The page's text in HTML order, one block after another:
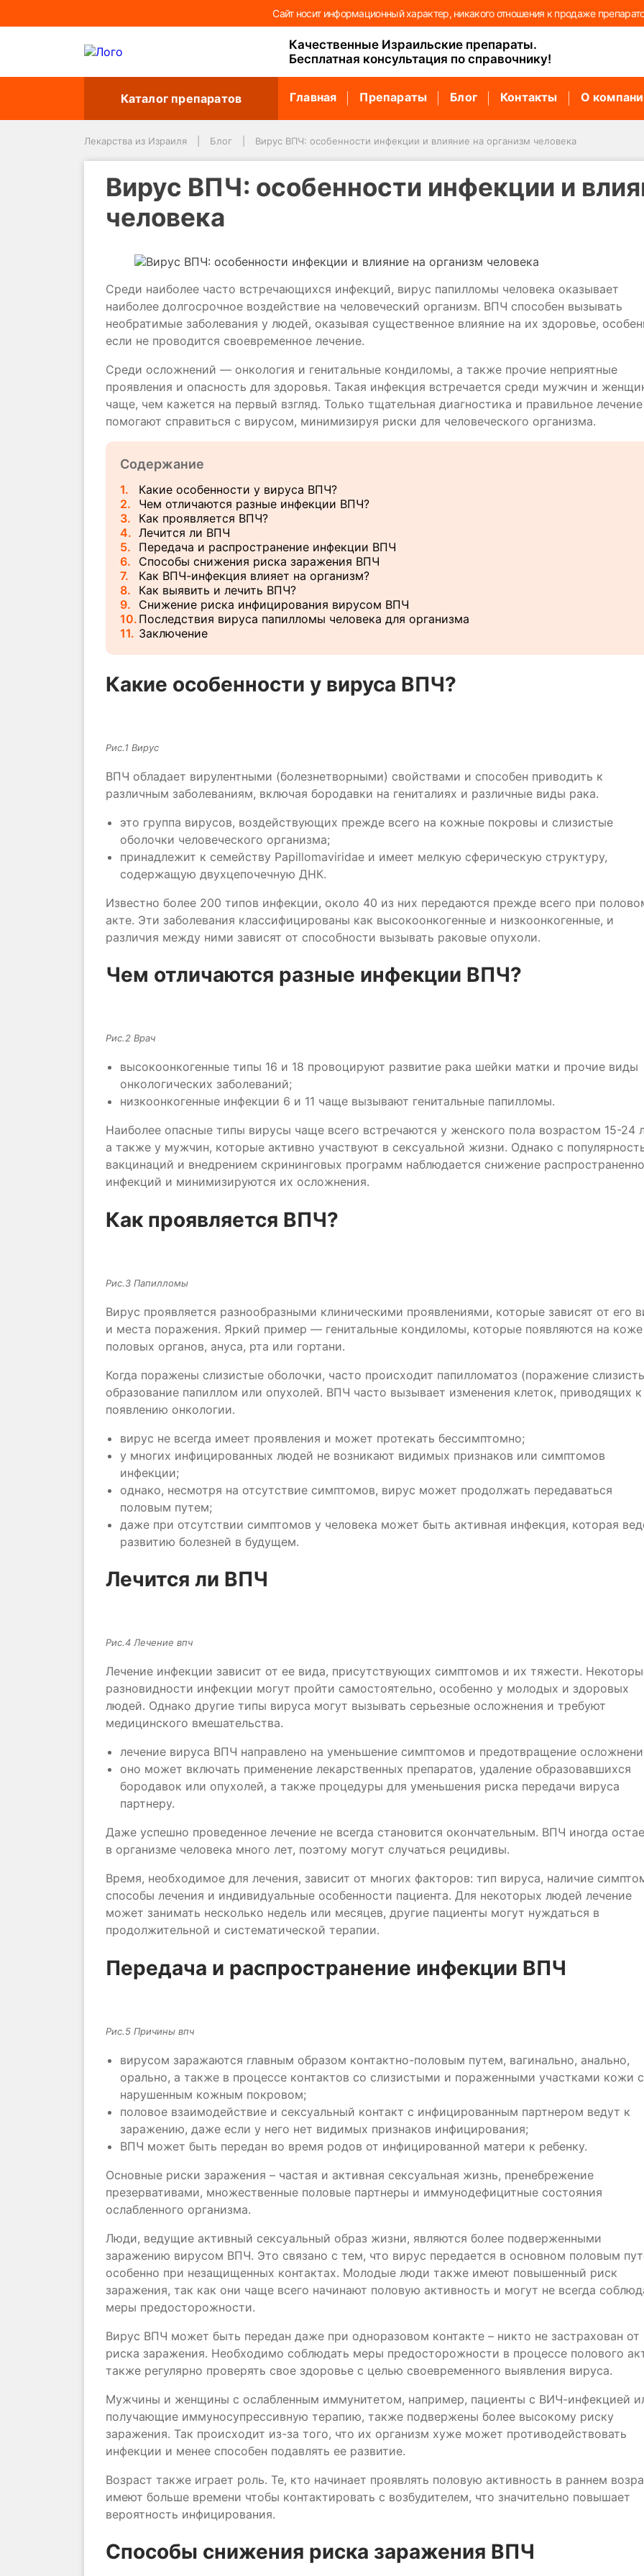
Сайт носит информационный характер, никакого отношения к продаже
Качественные Израильские препараты.
Бесплатная консультация по справочнику!
Каталог препаратов Главная Препараты Блог Контакты О
Лекарства из Израиля Блог Вирус ВПЧ: особенности инфекции и влияние на организм человека
Вирус ВПЧ: особенности инфекции и
человека
Среди наиболее часто встречающихся инфекций, вирус папилломы человека оказывает
наиболее долгосрочное воздействие на человеческий организм. ВПЧ способен вызывать
необратимые заболевания у людей, оказывая существенное влияние на их здоровье,
если не проводится своевременное лечение.
Среди осложнений — онкология и генитальные кондиломы, а также прочие неприятные
проявления и опасность для здоровья. Такая инфекция встречается среди мужчин и
чаще, чем кажется на первый взгляд. Только тщательная диагностика и правильное лечение
помогают справиться с вирусом, минимизируя риски для человеческого организма.
Содержание
1
Какие особенности у вируса ВПЧ?
2
Чем отличаются разные инфекции ВПЧ?
3
Как проявляется ВПЧ?
4
Лечится ли ВПЧ
5
Передача и распространение инфекции ВПЧ
6
Способы снижения риска заражения ВПЧ
7
Как ВПЧ-инфекция влияет на организм?
8
Как выявить и лечить ВПЧ?
9
Снижение риска инфицирования вирусом ВПЧ
10Последствия вируса папилломы человека для организма
11
Заключение
Какие особенности у вируса ВПЧ?
Рис.1 Вирус
ВПЧ обладает вирулентными (болезнетворными) свойствами и способен приводить к
различным заболеваниям, включая бородавки на гениталиях и различные виды рака.
это группа вирусов, воздействующих прежде всего на кожные покровы и слизистые
оболочки человеческого организма;
принадлежит к семейству Papillomaviridae и имеет мелкую сферическую структуру,
содержащую двухцепочечную ДНК.
Известно более 200 типов инфекции, около 40 из них передаются прежде всего при
акте. Эти заболевания классифицированы как высокоонкогенные и низкоонкогенные, и
различия между ними зависят от способности вызывать раковые опухоли.
Чем отличаются разные инфекции ВПЧ?
Рис.2 Врач
высокоонкогенные типы 16 и 18 провоцируют развитие рака шейки матки и прочие виды
онкологических заболеваний;
низкоонкогенные инфекции 6 и 11 чаще вызывают генитальные папилломы.
Наиболее опасные типы вирусы чаще всего встречаются у женского пола возрастом 15-24
а также у мужчин, которые активно участвуют в сексуальной жизни. Однако с
вакцинаций и внедрением скрининговых программ наблюдается снижение
инфекций и минимизируются их осложнения.
Как проявляется ВПЧ?
Рис.3 Папилломы
Вирус проявляется разнообразными клиническими проявлениями, которые зависят от его
и места поражения. Яркий пример — генитальные кондиломы, которые появляются на коже
половых органов, ануса, рта или гортани.
Когда поражены слизистые оболочки, часто происходит папилломатоз (поражение
образование папиллом или опухолей. ВПЧ часто вызывает изменения клеток, приводящих к
появлению онкологии.
вирус не всегда имеет проявления и может протекать бессимптомно;
у многих инфицированных людей не возникают видимых признаков или симптомов
инфекции;
однако, несмотря на отсутствие симптомов, вирус может продолжать передаваться
половым путем;
даже при отсутствии симптомов у человека может быть активная инфекция, которая
развитию болезней в будущем.
Лечится ли ВПЧ
Рис.4 Лечение впч
Лечение инфекции зависит от ее вида, присутствующих симптомов и их тяжести.
разновидности инфекции могут пройти самостоятельно, особенно у молодых и здоровых
людей. Однако другие типы вируса могут вызывать серьезные осложнения и требуют
медицинского вмешательства.
лечение вируса ВПЧ направлено на уменьшение симптомов и предотвращение
оно может включать применение лекарственных препаратов, удаление образовавшихся
бородавок или опухолей, а также процедуры для уменьшения риска передачи вируса
партнеру.
Даже успешно проведенное лечение не всегда становится окончательным. ВПЧ иногда
в организме человека много лет, поэтому могут случаться рецидивы.
Время, необходимое для лечения, зависит от многих факторов: тип вируса, наличие
способы лечения и индивидуальные особенности пациента. Для некоторых людей лечение
может занимать несколько недель или месяцев, другие пациенты могут нуждаться в
продолжительной и систематической терапии.
Передача и распространение инфекции ВПЧ
Рис.5 Причины впч
вирусом заражаются главным образом контактно-половым путем, вагинально, анально,
орально, а также в процессе контактов со слизистыми и пораженными участками кожи с
нарушенным кожным покровом;
половое взаимодействие и сексуальный контакт с инфицированным партнером ведут к
заражению, даже если у него нет видимых признаков инфицирования;
ВПЧ может быть передан во время родов от инфицированной матери к ребенку.
Основные риски заражения – частая и активная сексуальная жизнь, пренебрежение
презервативами, множественные половые партнеры и иммунодефицитные состояния
ослабленного организма.
Люди, ведущие активный сексуальный образ жизни, являются более подверженными
заражению вирусом ВПЧ. Это связано с тем, что вирус передается в основном половым
особенно при незащищенных контактах. Молодые люди также имеют повышенный риск
заражения, так как они чаще всего начинают половую активность и могут не всегда
меры предосторожности.
Вирус ВПЧ может быть передан даже при одноразовом контакте – никто не застрахован от
риска заражения. Необходимо соблюдать меры предосторожности в процессе полового
также регулярно проверять свое здоровье с целью своевременного выявления вируса.
Мужчины и женщины с ослабленным иммунитетом, например, пациенты с ВИЧ-инфекцией
получающие иммуносупрессивную терапию, также подвержены более высокому риску
заражения. Так происходит из-за того, что их организм хуже может противодействовать
инфекции и менее способен подавлять ее развитие.
Возраст также играет роль. Те, кто начинает проявлять половую активность в раннем
имеют больше времени чтобы контактировать с возбудителем, что значительно повышает
вероятность инфицирования.
Способы снижения риска заражения ВПЧ